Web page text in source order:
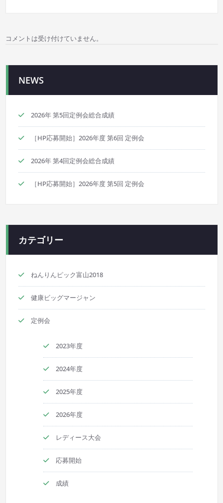
ョ
ン
コメントは受け付けていません。
NEWS
2026年 第5回定例会総合成績
［HP応募開始］2026年度 第6回 定例会
2026年 第4回定例会総合成績
［HP応募開始］2026年度 第5回 定例会
カテゴリー
ねんりんピック富山2018
健康ビッグマージャン
定例会
2023年度
2024年度
2025年度
2026年度
レディース大会
応募開始
成績